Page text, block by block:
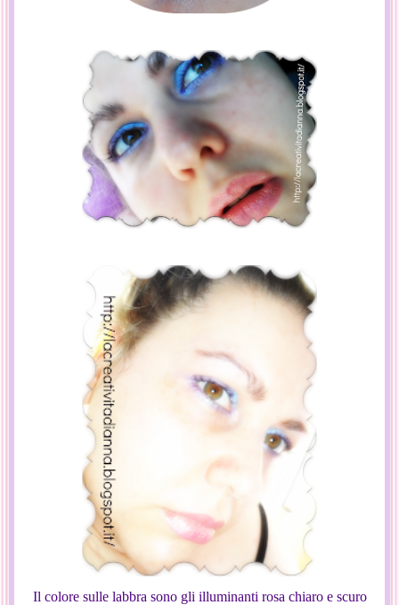
Il colore sulle labbra sono gli illuminanti rosa chiaro e scuro